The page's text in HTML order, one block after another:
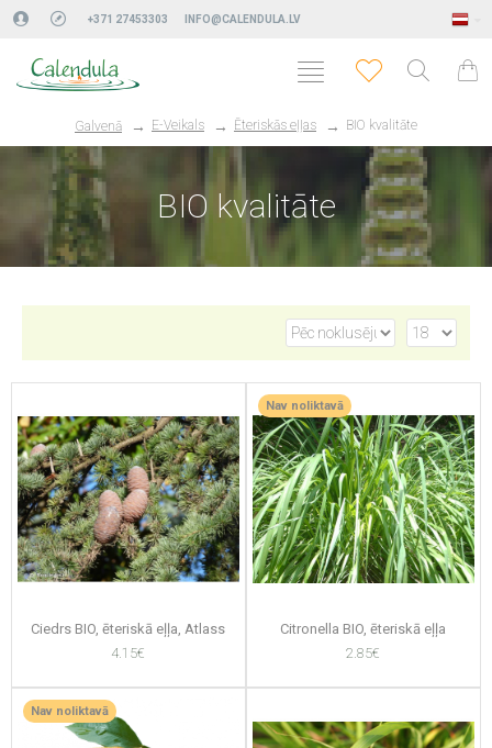
+371 27453303 INFO@CALENDULA.LV
Galvenā E-Veikals Ēteriskās eļļas BIO kvalitāte
BIO kvalitāte
Ciedrs BIO, ēteriskā eļļa, Atlass
4.15€
Nav noliktavā
Citronella BIO, ēteriskā eļļa
2.85€
Nav noliktavā